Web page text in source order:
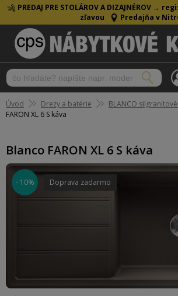
PREDAJ PRE STOLÁROV A DIZAJNÉROV →
zľavou
Predajňa v
Úvod Drezy a batérie BLANCO
FARON XL 6 S káva
Blanco FARON XL 6 S káva
- 10% Doprava zadarmo